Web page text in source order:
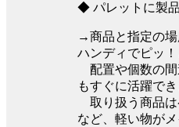
◆ パレットに製
→商品と指定の場
ハンディでピッ
配置や個数の間
もすぐに活躍でき
取り扱う商品は
など、軽い物が